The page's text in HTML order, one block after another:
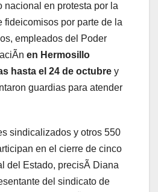
nacional en protesta por la
fideicomisos por parte de la
empleados del Poder
en Hermosillo
hasta el 24 de octubre y
guardias para atender
sindicalizados y otros 550
en el cierre de cinco
del Estado, precisÃ Diana
del sindicato de